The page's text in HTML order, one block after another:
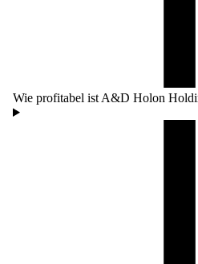
Wie profitabel ist A&D Holon